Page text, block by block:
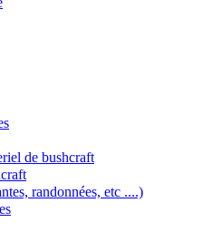
de bushcraft
randonnées, etc ....)